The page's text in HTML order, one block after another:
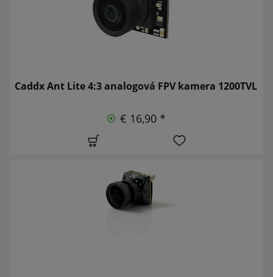
Caddx Ant Lite 4:3 analogová FPV kamera 1200TVL
€ 16,90 *